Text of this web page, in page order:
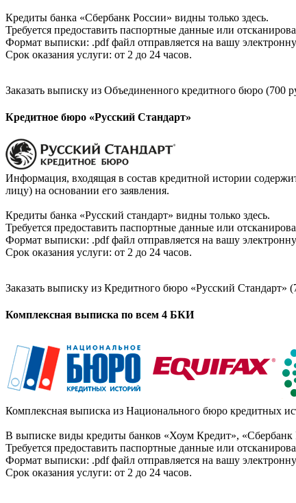
Кредиты банка «Сбербанк России» видны только здесь.
Требуется предоставить паспортные данные или
Формат выписки: .pdf файл отправляется на вашу
Срок оказания услуги: от 2 до 24 часов.
Заказать выписку из Объединенного кредитного бюро (700
Кредитное бюро «Русский Стандарт»
Информация, входящая в состав кредитной истории
лицу) на основании его заявления.
Кредиты банка «Русский стандарт» видны только здесь.
Требуется предоставить паспортные данные или
Формат выписки: .pdf файл отправляется на вашу
Срок оказания услуги: от 2 до 24 часов.
Заказать выписку из Кредитного бюро «Русский Стандарт»
Комплексная выписка по всем 4 БКИ
Комплексная выписка из Национального бюро кредитных
В выписке виды кредиты банков «Хоум Кредит», «Сбербанк
Требуется предоставить паспортные данные или
Формат выписки: .pdf файл отправляется на вашу
Срок оказания услуги: от 2 до 24 часов.